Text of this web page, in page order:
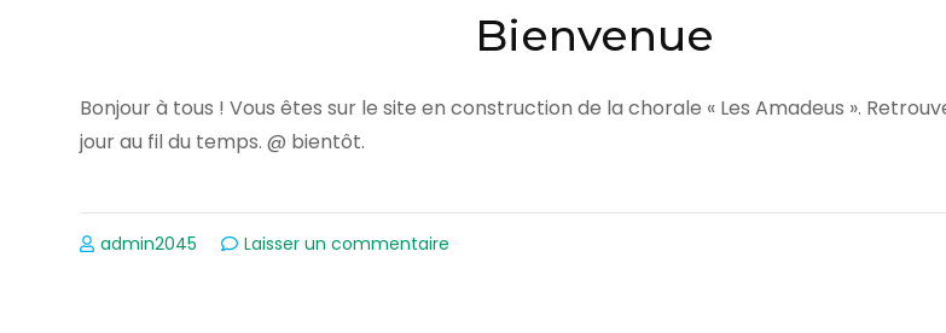
Bienvenue
Bonjour à tous ! Vous êtes sur le site en construction de la chorale « Les Amadeus ».
jour au fil du temps. @ bientôt.
admin2045 Laisser un commentairesur